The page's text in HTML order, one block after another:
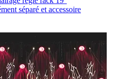
séparé et accessoire